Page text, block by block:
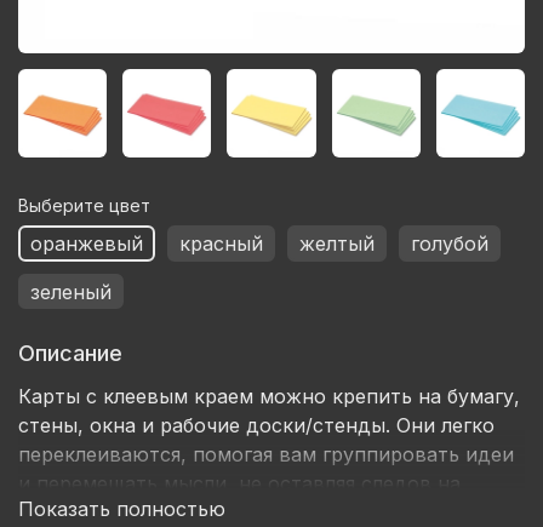
Выберите цвет
оранжевый красный желтый
голубой
зеленый
Описание
Карты с клеевым краем можно крепить на бумагу,
стены, окна и рабочие доски/стенды. Они легко
переклеиваются, помогая вам группировать идеи
и перемещать мысли, не оставляя следов на
рабочих поверхностях.
Показать полностью